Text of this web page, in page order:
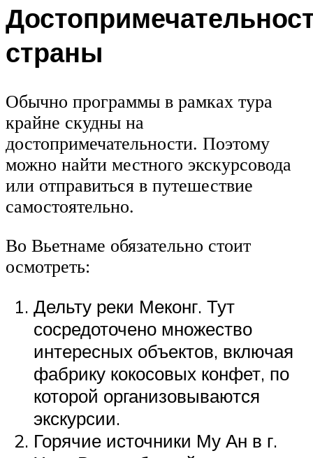
страны
Обычно программы в рамках тура
крайне скудны на
достопримечательности. Поэтому
можно найти местного экскурсовода
или отправиться в путешествие
самостоятельно.
Во Вьетнаме обязательно стоит
осмотреть:
Дельту реки Меконг. Тут
сосредоточено множество
интересных объектов, включая
фабрику кокосовых конфет, по
которой организовываются
экскурсии.
Горячие источники Му Ан в г.